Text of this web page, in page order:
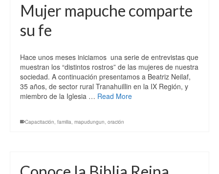
Mujer mapuche comparte
su fe
Hace unos meses iniciamos una serie de entrevistas que
muestran los “distintos rostros” de las mujeres de nuestra
sociedad. A continuación presentamos a Beatriz Neilaf,
35 años, de sector rural Tranahuillin en la IX Región, y
miembro de la Iglesia … Read More
Capacitación familia mapudungun oración